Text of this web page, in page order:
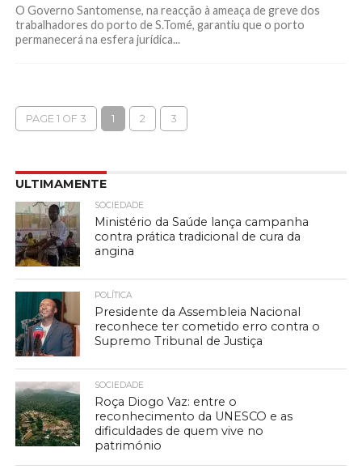
O Governo Santomense, na reacção à ameaça de greve dos
trabalhadores do porto de S.Tomé, garantiu que o porto
permanecerá na esfera jurídica...
PAGE 1 OF 3 1 2 3
ULTIMAMENTE
SOCIEDADE
Ministério da Saúde lança campanha
contra prática tradicional de cura da
angina
POLÍTICA
Presidente da Assembleia Nacional
reconhece ter cometido erro contra o
Supremo Tribunal de Justiça
SOCIEDADE
Roça Diogo Vaz: entre o
reconhecimento da UNESCO e as
dificuldades de quem vive no
património